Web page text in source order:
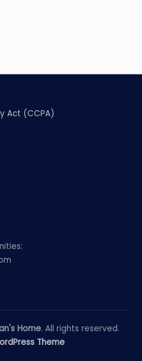
Act (CCPA)
Home. All rights reserved.
Theme